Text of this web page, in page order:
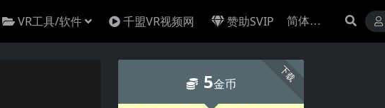
VR工具/软件 千盟VR视频网 赞助SVIP
下载
5金币